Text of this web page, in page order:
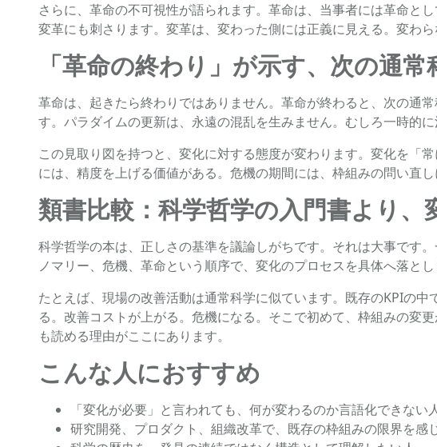
さらに、革命の不可視性が語られます。革命は、当事者には革命と
変革にも刺さります。変革は、変わった側には正義に見える。変わ
「革命の終わり」が示す、次の通
革命は、起きたら終わりではありません。革命が終わると、次の通
す。パラダイムの更新は、永遠の混乱を生みません。むしろ一時的
この見取り図を持つと、変化に対する態度が変わります。変化を「
には、精度を上げる価値がある。危機の期間には、枠組みの問い直
類書比較：科学哲学の入門書より
科学哲学の本は、正しさの基準を議論しがちです。それは大事です
ノマリー、危機、革命という順序で、変化のプロセスを具体へ落と
たとえば、現場の改善活動は通常科学に似ています。既存のKPIの
る。改善コストが上がる。危機になる。そこで初めて、枠組みの変
も読める理由がここにあります。
こんな人におすすめ
「変化が必要」と言われても、何が変わるのか言語化できない
研究開発、プロダクト、組織改革で、既存の枠組みの限界を感